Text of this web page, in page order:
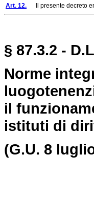
Art. 12. Il presente decreto
§ 87.3.2 -
Norme
il
istituti di
(G.U. 8